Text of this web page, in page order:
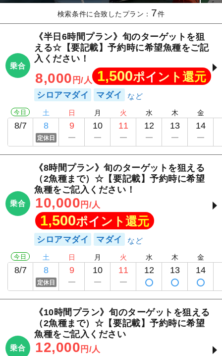
検索条件に合致したプラン： 7件
乗合
《半日6時間プラン》旬のターゲットを狙
える☆【要記載】予約時に希望魚種をご記
入ください！
8,000 円/人 1,500ポイント還元
シロアマダイ マダイ
今日
8/7
土
8
定休日
日
9
月
10
火
11
水
12
木
13
金
14
乗合
《8時間プラン》旬のターゲットを狙える
（2魚種まで）☆【要記載】予約時に希望
魚種をご記入ください！
10,000 円/人
1,500ポイント還元
シロアマダイ マダイ
今日
8/7
土
8
定休日
日
9
月
10
火
11
水
12
木
13
金
14
乗合
《10時間プラン》旬のターゲットを狙える
（2魚種まで）☆【要記載】予約時に希望
魚種をご記入ください
12,000 円/人